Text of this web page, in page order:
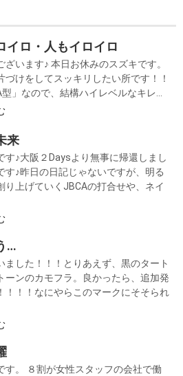
イロ・人もイロイロ
ざいます♪ 本日お休みのスズキです。
づけをしてスッキリしたい所です！！
」なので、結構ハイレベルなキレ...
来
す♪大阪２Daysより無事に帰還しまし
す♪昨日の日記じゃないですが、明る
り上げていくJBCAの打合せや、ネイ
…
ました！！！とりあえず、黒のタート
ーンのカモフラ。良かったら、追加発
！！！なにやらこのマークにそそられ
す。 ８割が女性スタッフの会社で働